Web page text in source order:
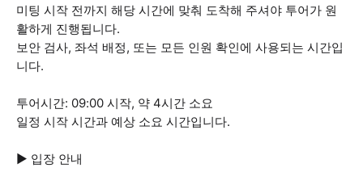
미팅 시작 전까지 해당 시간에 맞춰 도착해 주셔야 투어가 원
활하게 진행됩니다.
보안 검사, 좌석 배정, 또는 모든 인원 확인에 사용되는 시간입
니다.
투어시간: 09:00 시작, 약 4시간 소요
일정 시작 시간과 예상 소요 시간입니다.
▶ 입장 안내